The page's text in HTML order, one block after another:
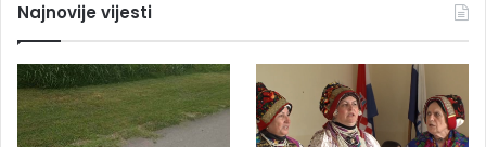
Najnovije vijesti